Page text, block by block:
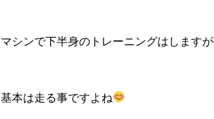
マシンで下半身のトレーニングはしますが
基本は走る事ですよね